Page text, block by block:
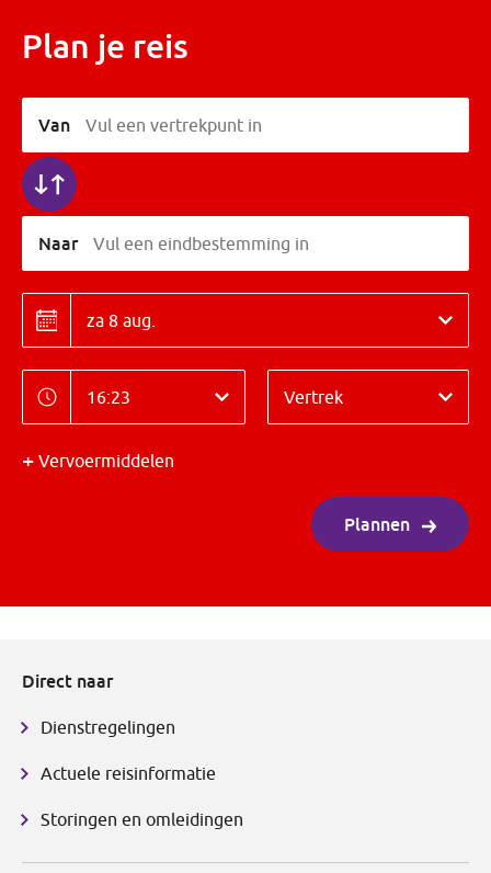
Plan je reis
Van Vul een vertrekpunt in
Naar Vul een eindbestemming in
Datum
Datum
Tijd
Tijd Vertrek
Vervoermiddelen
Plannen
Direct naar
Dienstregelingen
Actuele reisinformatie
Storingen en omleidingen